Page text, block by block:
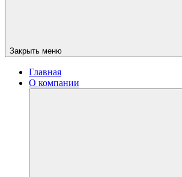
Закрыть меню
Главная
О компании